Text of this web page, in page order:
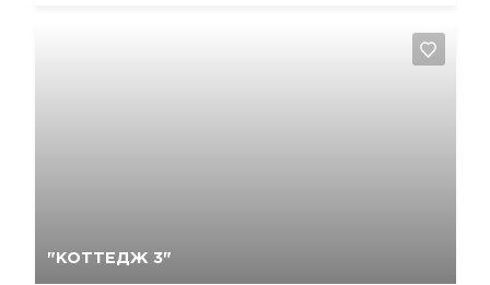
"КОТТЕДЖ 3"